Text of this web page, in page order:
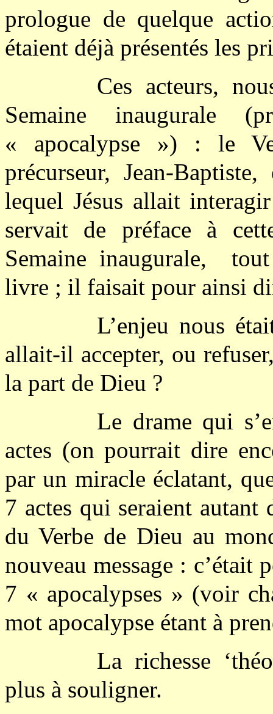
prologue de quelque
étaient déjà présentés les
Ces acteurs,
Semaine inaugurale
« apocalypse ») : le
précurseur, Jean-
lequel Jésus allait
servait de préface à
Semaine inaugurale,
livre ; il faisait pour ainsi
L’enjeu nous
allait-il accepter, ou
la part de Dieu ?
Le drame qui
actes (on pourrait dire
par un miracle éclatant,
7 actes qui seraient autant
du Verbe de Dieu au
nouveau message : c’était
7 « apocalypses » (voir
mot apocalypse étant à
La richesse
plus à souligner.